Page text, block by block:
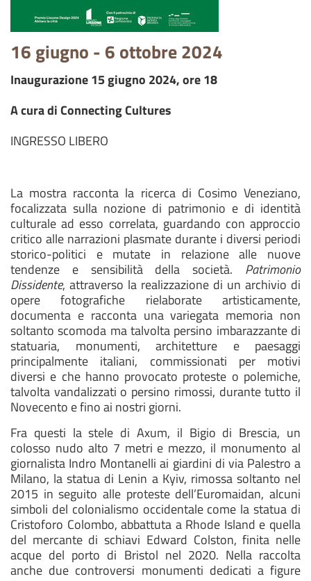
16 giugno - 6 ottobre 2024
Inaugurazione 15 giugno 2024, ore 18
A cura di Connecting Cultures
INGRESSO LIBERO
La mostra racconta la ricerca di Cosimo Veneziano,
focalizzata sulla nozione di patrimonio e di identità
culturale ad esso correlata, guardando con approccio
critico alle narrazioni plasmate durante i diversi periodi
storico-politici e mutate in relazione alle nuove
tendenze e sensibilità della società. Patrimonio
Dissidente, attraverso la realizzazione di un archivio di
opere fotografiche rielaborate artisticamente,
documenta e racconta una variegata memoria non
soltanto scomoda ma talvolta persino imbarazzante di
statuaria, monumenti, architetture e paesaggi
principalmente italiani, commissionati per motivi
diversi e che hanno provocato proteste o polemiche,
talvolta vandalizzati o persino rimossi, durante tutto il
Novecento e fino ai nostri giorni.
Fra questi la stele di Axum, il Bigio di Brescia, un
colosso nudo alto 7 metri e mezzo, il monumento al
giornalista Indro Montanelli ai giardini di via Palestro a
Milano, la statua di Lenin a Kyiv, rimossa soltanto nel
2015 in seguito alle proteste dell’Euromaidan, alcuni
simboli del colonialismo occidentale come la statua di
Cristoforo Colombo, abbattuta a Rhode Island e quella
del mercante di schiavi Edward Colston, finita nelle
acque del porto di Bristol nel 2020. Nella raccolta
anche due controversi monumenti dedicati a figure